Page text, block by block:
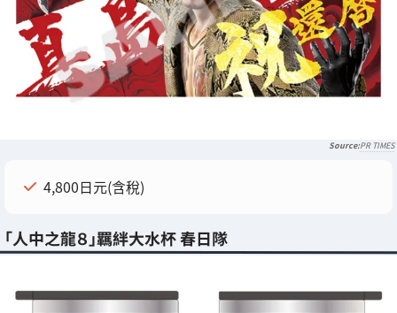
PR TIMES
4,800日元(含稅)
「人中之龍８」羈絆大水杯 春日隊